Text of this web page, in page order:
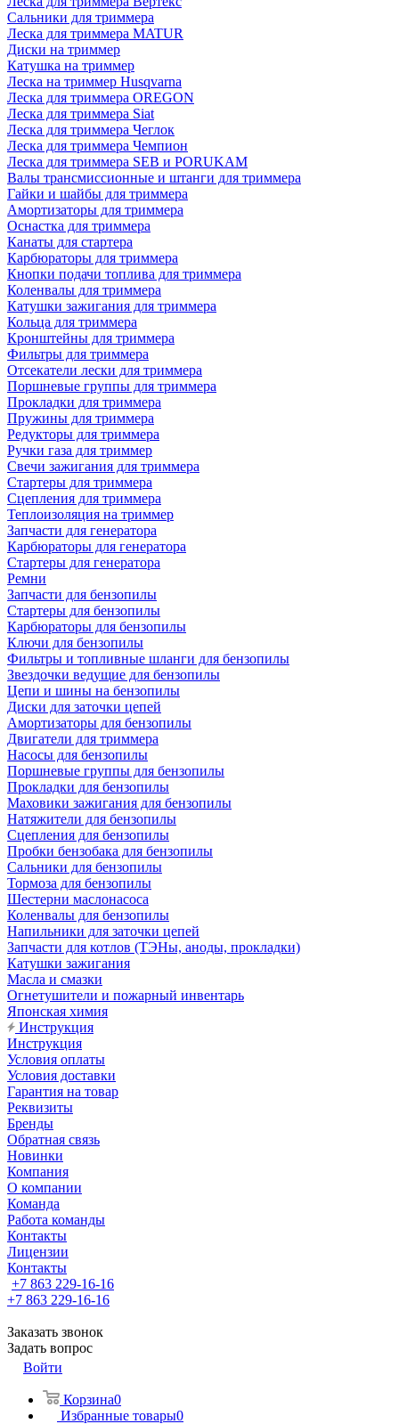
Сальники для триммера
Леска для триммера MATUR
Диски на триммер
Катушка на триммер
Леска на триммер Husqvarna
Леска для триммера OREGON
Леска для триммера Siat
Леска для триммера Чеглок
Леска для триммера Чемпион
Леска для триммера SEB и PORUKAM
Валы трансмиссионные и штанги для триммера
Гайки и шайбы для триммера
Амортизаторы для триммера
Оснастка для триммера
Канаты для стартера
Карбюраторы для триммера
Кнопки подачи топлива для триммера
Коленвалы для триммера
Катушки зажигания для триммера
Кольца для триммера
Кронштейны для триммера
Фильтры для триммера
Отсекатели лески для триммера
Поршневые группы для триммера
Прокладки для триммера
Пружины для триммера
Редукторы для триммера
Ручки газа для триммер
Свечи зажигания для триммера
Стартеры для триммера
Сцепления для триммера
Теплоизоляция на триммер
Запчасти для генератора
Карбюраторы для генератора
Стартеры для генератора
Ремни
Запчасти для бензопилы
Стартеры для бензопилы
Карбюраторы для бензопилы
Ключи для бензопилы
Фильтры и топливные шланги для бензопилы
Звездочки ведущие для бензопилы
Цепи и шины на бензопилы
Диски для заточки цепей
Амортизаторы для бензопилы
Двигатели для триммера
Насосы для бензопилы
Поршневые группы для бензопилы
Прокладки для бензопилы
Маховики зажигания для бензопилы
Натяжители для бензопилы
Сцепления для бензопилы
Пробки бензобака для бензопилы
Сальники для бензопилы
Тормоза для бензопилы
Шестерни маслонасоса
Коленвалы для бензопилы
Напильники для заточки цепей
Запчасти для котлов (ТЭНы, аноды, прокладки)
Катушки зажигания
Масла и смазки
Огнетушители и пожарный инвентарь
Японская химия
Инструкция
Инструкция
Условия оплаты
Условия доставки
Гарантия на товар
Реквизиты
Бренды
Обратная связь
Новинки
Компания
О компании
Команда
Работа команды
Контакты
Лицензии
Контакты
+7 863 229-16-16
+7 863 229-16-16
Заказать звонок
Задать вопрос
Войти
Корзина0
Избранные товары0